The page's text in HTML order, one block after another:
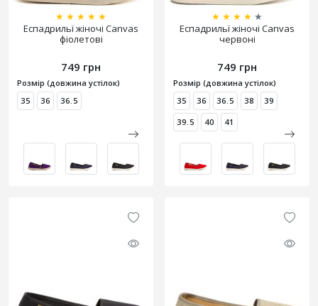
★ ★ ★ ★ ★
Еспадрильї жіночі Canvas
фіолетові
749 грн
Розмір (довжина устілок)
35
36 36.5
★ ★ ★ ★ ★
Еспадрильї жіночі Canvas
червоні
749 грн
Розмір (довжина устілок)
35
36 36.5 38
39
39.5
40 41